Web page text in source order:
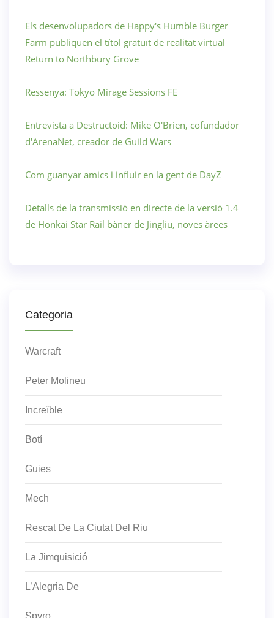
Els desenvolupadors de Happy's Humble Burger
Farm publiquen el títol gratuït de realitat virtual
Return to Northbury Grove
Ressenya: Tokyo Mirage Sessions FE
Entrevista a Destructoid: Mike O'Brien, cofundador
d'ArenaNet, creador de Guild Wars
Com guanyar amics i influir en la gent de DayZ
Detalls de la transmissió en directe de la versió 1.4
de Honkai Star Rail bàner de Jingliu, noves àrees
Categoria
Warcraft
Peter Molineu
Increïble
Botí
Guies
Mech
Rescat De La Ciutat Del Riu
La Jimquisició
L’Alegria De